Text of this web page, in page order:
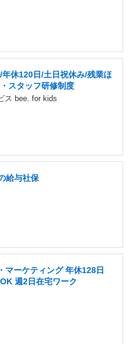
休120日/土日祝休み/残業ほ
スタッフ研修制度
ス bee. for kids
給与社保
マーケティング 年休128日
週2日在宅ワーク